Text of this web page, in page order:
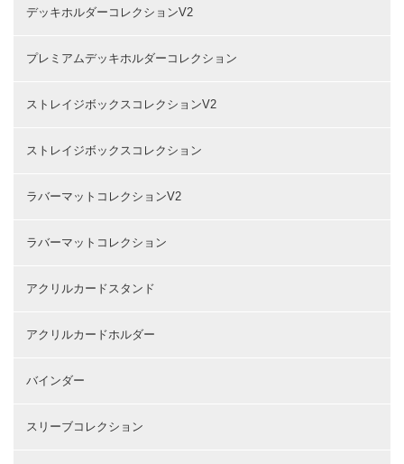
デッキホルダーコレクションV2
プレミアムデッキホルダーコレクション
ストレイジボックスコレクションV2
ストレイジボックスコレクション
ラバーマットコレクションV2
ラバーマットコレクション
アクリルカードスタンド
アクリルカードホルダー
バインダー
スリーブコレクション